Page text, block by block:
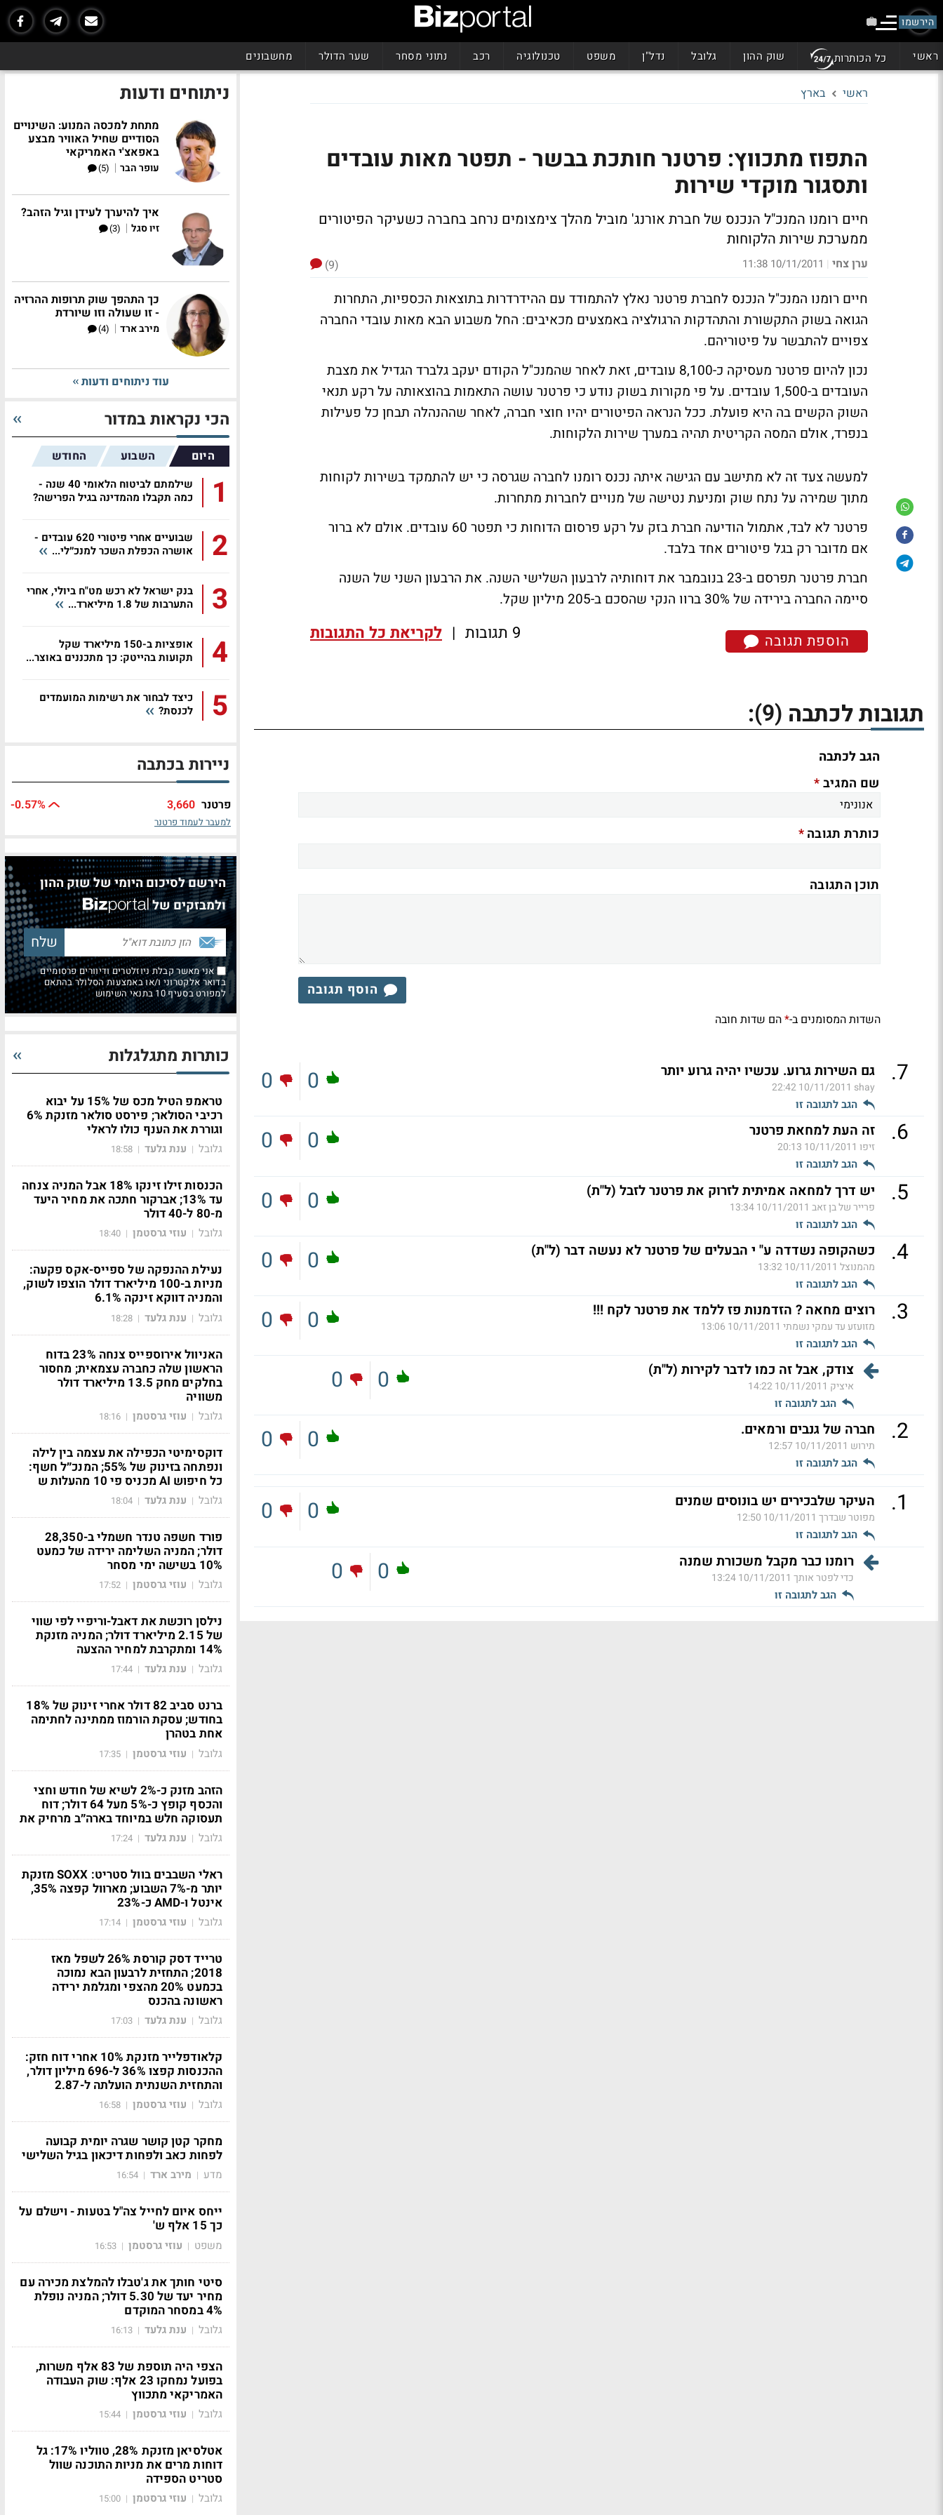
הירשמו
ראשי כל הכותרות שוק ההון גלובל נדל"ן משפט טכנולוגיה רכב נתוני מסחר שער הדולר מחשבונים
ראשי בארץ
התפוז מתכווץ: פרטנר חותכת בבשר - תפטר מאות עובדים
ותסגור מוקדי שירות
חיים רומנו המנכ"ל הנכנס של חברת אורנג' מוביל מהלך צימצומים נרחב בחברה כשעיקר הפיטורים
ממערכת שירות הלקוחות
ערן צחי |
10/11/2011 11:38
(9)
חיים רומנו המנכ"ל הנכנס לחברת פרטנר נאלץ להתמודד עם ההידרדרות בתוצאות הכספיות, התחרות
הגואה בשוק התקשורת והתהדקות הרגולציה באמצעים מכאיבים: החל משבוע הבא מאות עובדי החברה
צפויים להתבשר על פיטוריהם.
נכון להיום פרטנר מעסיקה כ-8,100 עובדים, זאת לאחר שהמנכ"ל הקודם יעקב גלברד הגדיל את מצבת
העובדים ב-1,500 עובדים. על פי מקורות בשוק נודע כי פרטנר עושה התאמות בהוצאותה על רקע תנאי
השוק הקשים בה היא פועלת. ככל הנראה הפיטורים יהיו חוצי חברה, לאחר שההנהלה תבחן כל פעילות
בנפרד, אולם המסה הקריטית תהיה במערך שירות הלקוחות.
למעשה צעד זה לא מתישב עם הגישה איתה נכנס רומנו לחברה שגרסה כי יש להתמקד בשירות לקוחות
מתוך שמירה על נתח שוק ומניעת נטישה של מנויים לחברות מתחרות.
פרטנר לא לבד, אתמול הודיעה חברת בזק על רקע פרסום הדוחות כי תפטר 60 עובדים. אולם לא ברור
אם מדובר רק בגל פיטורים אחד בלבד.
חברת פרטנר תפרסם ב-23 בנובמבר את דוחותיה לרבעון השלישי השנה. את הרבעון השני של השנה
סיימה החברה בירידה של 30% ברוו הנקי שהסכם ב-205 מיליון שקל.
הוספת תגובה 9 תגובות | לקריאת כל התגובות
תגובות לכתבה (9)
:
הגב לכתבה
שם המגיב*
כותרת תגובה*
תוכן התגובה
הוסף תגובה
השדות המסומנים ב-*הם שדות חובה
7
. גם השירות גרוע. עכשיו יהיה גרוע יותר
shay
10/11/2011 22:42
הגב לתגובה זו
0
0
6
. זה העת למחאת פרטנר
זיפו 10/11/2011 20:13
הגב לתגובה זו
0
0
5
. יש דרך למחאה אמיתית לזרוק את פרטנר לזבל (ל"ת)
פרייר של בן זאב 10/11/2011 13:34
הגב לתגובה זו
0
0
4
. כשהקופה נשדדה ע" י הבעלים של פרטנר לא נעשה דבר (ל"ת)
מהמנוצל 10/11/2011 13:32
הגב לתגובה זו
0
0
3
. רוצים מחאה ? הזדמנות פז ללמד את פרטנר לקח !!!
מזועזע עד עמקי נשמתי 10/11/2011 13:06
הגב לתגובה זו
0
0
צודק, אבל זה כמו לדבר לקירות (ל"ת)
איציק 10/11/2011 14:22
הגב לתגובה זו
0
0
2
. חברה של גנבים ורמאים.
תירוש 10/11/2011 12:57
הגב לתגובה זו
0
0
1
. העיקר שלבכירים יש בונוסים שמנים
מפוטר שבדרך 10/11/2011 12:50
הגב לתגובה זו
0
0
רומנו כבר מקבל משכורת שמנה
כדי לפטר אותך 10/11/2011 13:24
הגב לתגובה זו
0
0
ניתוחים ודעות
מתחת למכסה המנוע: השינויים
הסודיים שחיל האוויר מבצע
באפאצ'י האמריקאי
עופר הבר |
(5)
איך להיערך לעידן וגיל הזהב?
זיו סגל |
(3)
כך התהפך שוק תרופות ההרזיה
- זו שעולה וזו שיורדת
מירב ארד |
(4)
עוד ניתוחים ודעות
הכי נקראות במדור
היום השבוע החודש
1
שילמתם לביטוח הלאומי 40 שנה -
כמה תקבלו מהמדינה בגיל הפרישה?
2
שבועיים אחרי פיטורי 620 עובדים -
אושרה הכפלת השכר למנכ״לי...
3
בנק ישראל לא רכש מט"ח ביולי, אחרי
התערבות של 1.8 מיליארד...
4
אופציות ב-150 מיליארד שקל
תקועות בהייטק: כך מתכננים באוצר...
5
כיצד לבחור את רשימות המועמדים
לכנסת?
ניירות בכתבה
פרטנר 3,660
-0.57%
למעבר לעמוד פרטנר
הירשם לסיכום היומי של שוק ההון
ולמבזקים של
אני מאשר קבלת ניוזלטרים ודיוורים פרסומיים
בדואר אלקטרוני ו/או באמצעות הסלולר בהתאם
למפורט בסעיף 10 בתנאי השימוש
כותרות מתגלגלות
טראמפ הטיל מכס של 15% על יבוא
רכיבי הסולאר; פירסט סולאר מזנקת 6%
וגוררת את הענף כולו לראלי
גלובל | ענת גלעד |
18:58
הכנסות זילו זינקו 18% אבל המניה צנחה
עד 13%; אברקור חתכה את מחיר היעד
מ-80 ל-40 דולר
גלובל | עוזי גרסטמן |
18:40
נעילת ההנפקה של ספייס-אקס פקעה:
מניות ב-100 מיליארד דולר הוצפו לשוק,
והמניה דווקא זינקה 6.1%
גלובל | ענת גלעד |
18:28
האניוול אירוספייס צנחה 23% בדוח
הראשון שלה כחברה עצמאית; מחסור
בחלקים מחק 13.5 מיליארד דולר
משוויה
גלובל | עוזי גרסטמן |
18:16
דוקסימיטי הכפילה את עצמה בין לילה
ונפתחה בזינוק של 55%; המנכ״ל חשף:
כל חיפוש AI מכניס פי 10 מהעלות ש
גלובל | ענת גלעד |
18:04
פורד חשפה טנדר חשמלי ב-28,350
דולר; המניה השלימה ירידה של כמעט
10% בשישה ימי מסחר
גלובל | עוזי גרסטמן |
17:52
נילסן רוכשת את דאבל-וריפיי לפי שווי
של 2.15 מיליארד דולר; המניה מזנקת
14% ומתקרבת למחיר ההצעה
גלובל | ענת גלעד |
17:44
ברנט סביב 82 דולר אחרי זינוק של 18%
בחודש; עסקת הורמוז ממתינה לחתימה
אחת בטהרן
גלובל | עוזי גרסטמן |
17:35
הזהב מזנק כ-2% לשיא של חודש וחצי
והכסף קופץ כ-5% מעל 64 דולר; דוח
תעסוקה חלש במיוחד בארה״ב מרחיק את
גלובל | ענת גלעד |
17:24
ראלי השבבים בוול סטריט: SOXX מזנקת
יותר מ-7% השבוע; מארוול קפצה 35%,
אינטל ו-AMD כ-23%
גלובל | עוזי גרסטמן |
17:14
טרייד דסק קורסת 26% לשפל מאז
2018; התחזית לרבעון הבא נמוכה
בכמעט 20% מהצפי ומגלמת ירידה
ראשונה בהכנס
גלובל | ענת גלעד |
17:03
קלאודפלייר מזנקת 10% אחרי דוח חזק:
ההכנסות קפצו 36% ל-696 מיליון דולר,
והתחזית השנתית הועלתה ל-2.87
גלובל | עוזי גרסטמן |
16:58
מחקר קטן קושר שגרה יומית קבועה
לפחות כאב ולפחות דיכאון בגיל השלישי
מדע | מירב ארד |
16:54
ייחס איום לחייל צה"ל בטעות - וישלם על
כך 15 אלף ש'
משפט | עוזי גרסטמן |
16:53
סיטי חותך את ג'טבלו להמלצת מכירה עם
מחיר יעד של 5.30 דולר; המניה נופלת
4% במסחר המוקדם
גלובל | ענת גלעד |
16:13
הצפי היה תוספת של 83 אלף משרות,
בפועל נמחקו 23 אלף: שוק העבודה
האמריקאי מתכווץ
גלובל | עוזי גרסטמן |
15:44
אטלסיאן מזנקת 28%, טווליו 17%: גל
דוחות מרים את מניות התוכנה שוול
סטריט הספידה
גלובל | עוזי גרסטמן |
15:00